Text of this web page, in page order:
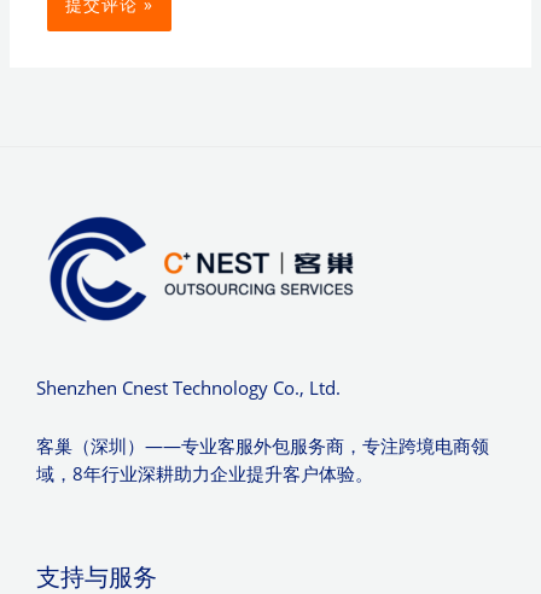
Shenzhen Cnest Technology Co., Ltd.
客巢（深圳）——专业客服外包服务商，专注跨境电商领
域，8年行业深耕助力企业提升客户体验。
支持与服务